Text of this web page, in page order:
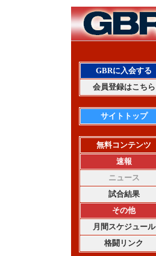
GBRに入会する
会員登録はこちら
サイトトップ
無料コンテンツ
速報
ニュース
試合結果
その他
月間スケジュール
格闘リンク